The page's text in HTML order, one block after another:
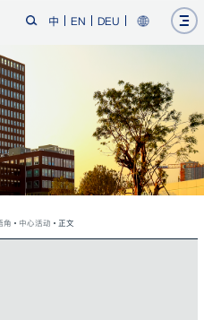
(SFL)
中 EN DEU